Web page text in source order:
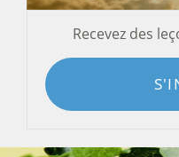
Recevez des